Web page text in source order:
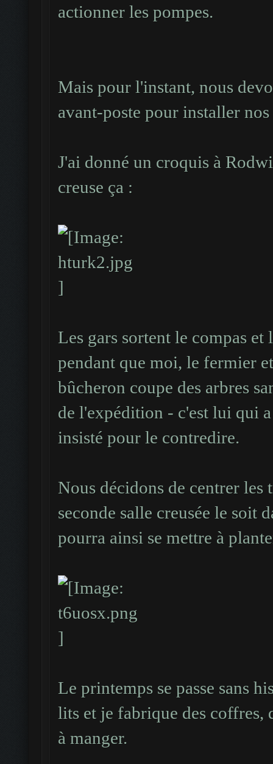
#
#
#
#
#
#
#
#
#
...#############...
...######%######...
...######.######...
....###########....
...................
...................
...................
...................
...###### ######...
...######%######...
...######%######...
...######.######...
...#############...
...# %%.###.%% #...
...######.######...
...######%######...
...######%######...
....###########....
...................
...................
...................
...................
actionner les pompes.
Mais pour l'instant, nous
avant-poste pour installer
J'ai donné un croquis à
creuse ça :
Les gars sortent le compas
pendant que moi, le fermier
bûcheron coupe des arbres
de l'expédition - c'est lui qui
insisté pour le contredire.
Nous décidons de centrer les
seconde salle creusée le soit
pourra ainsi se mettre à
Le printemps se passe sans
lits et je fabrique des coffres,
à manger.